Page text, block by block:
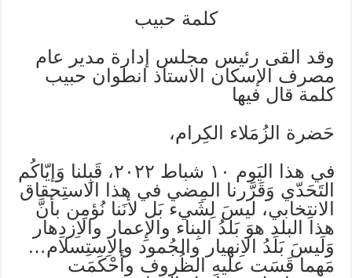
كلمة حبيب
وقد القى رئيس مجلس إدارة مدير عام
مصرف الإسكان الاستاذ انطوان حبيب
كلمة قال فيها
حَضرة الزُمَلاء الكِرام،
في هذا اليَوم ١٠ شباط ٢٠٢٢، قَبِلنا وَإيّاكُم
التَحَدّي وَقَرَّرنا المِضي في هذا الاستِحقاق
الانتِخابي، ليسَ لِشَيء بَل لأنَنا نُؤمِن بأنَّ
هذا البلد هوَ بَلدُ البِناء والإِعمار والاِزدِهار
وَلَيسَ بَلَدُ الاِنهيار والجُمود والاِستِسلام…
مَهما قَسَت عليهِ الظُروف وأَحْكَمَت